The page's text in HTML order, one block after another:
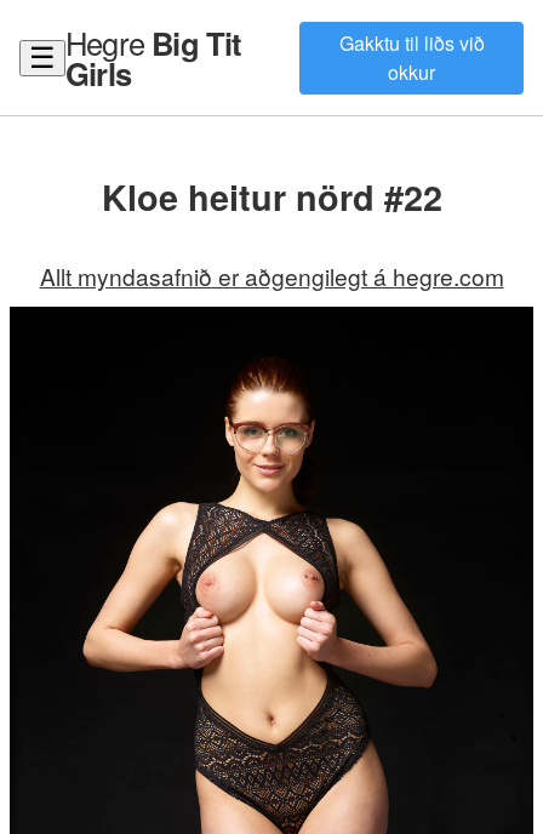
☰ Hegre Big Tit
Girls
Gakktu til liðs við
okkur
Kloe heitur nörd #22
Allt myndasafnið er aðgengilegt á hegre.com